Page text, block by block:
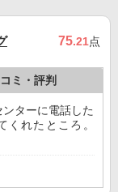
75.21点
ミ・評判
ターに電話した
れたところ。